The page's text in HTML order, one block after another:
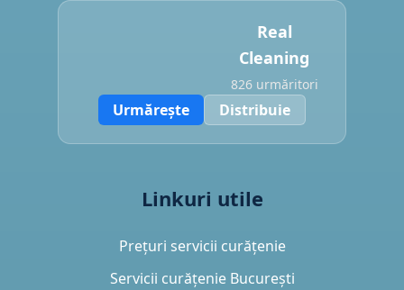
Real
Cleaning
826 urmăritori
Urmărește Distribuie
Linkuri utile
Prețuri servicii curățenie
Servicii curățenie București